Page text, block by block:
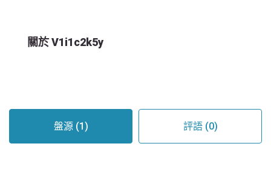
關於 V1i1c2k5y
盤源 (1) 評語 (0)